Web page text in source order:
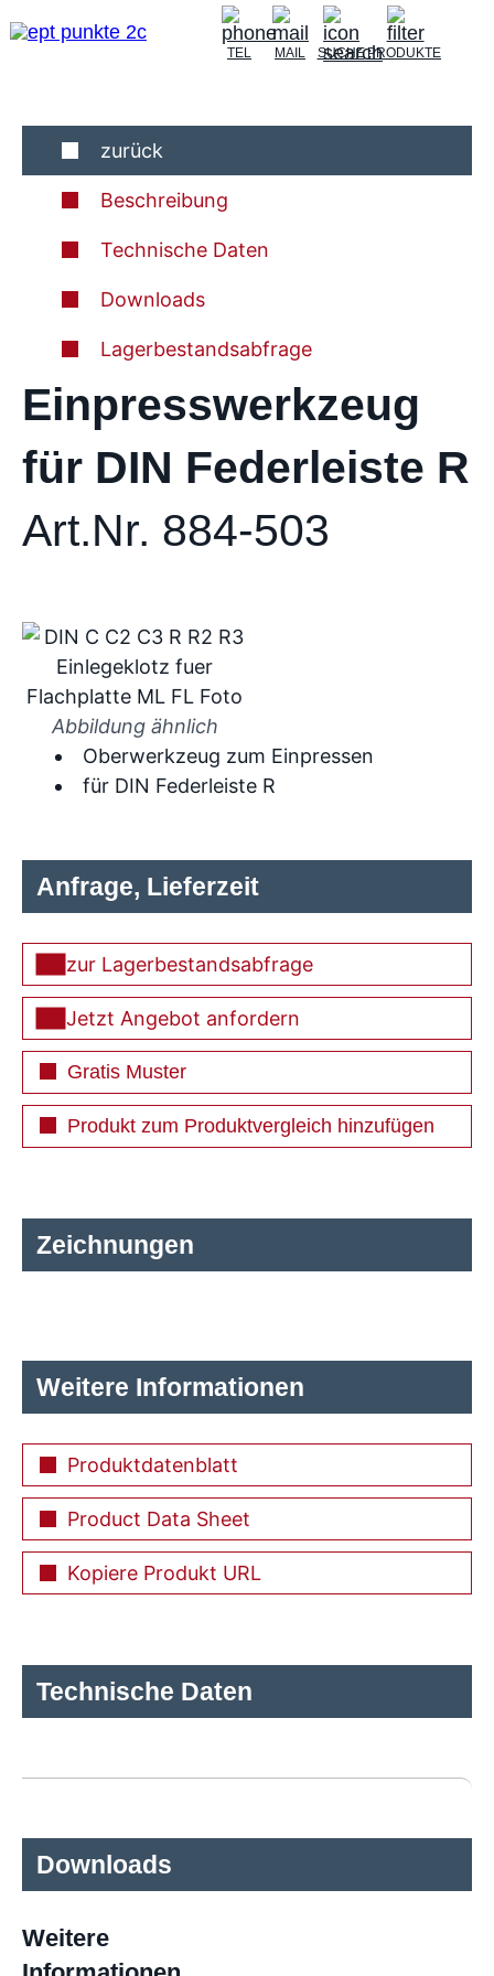
TEL MAIL SUCHEPRODUKTE
zurück
Beschreibung
Technische Daten
Downloads
Lagerbestandsabfrage
Einpresswerkzeug
für DIN Federleiste R
Art.Nr. 884-503
Abbildung ähnlich
Oberwerkzeug zum Einpressen
für DIN Federleiste R
Zeichnungen
Weitere Informationen
Produktdatenblatt
Product Data Sheet
Kopiere Produkt URL
Anfrage, Lieferzeit
zur Lagerbestandsabfrage
Jetzt Angebot anfordern
Gratis Muster
Produkt zum Produktvergleich hinzufügen
Technische Daten
Downloads
Weitere